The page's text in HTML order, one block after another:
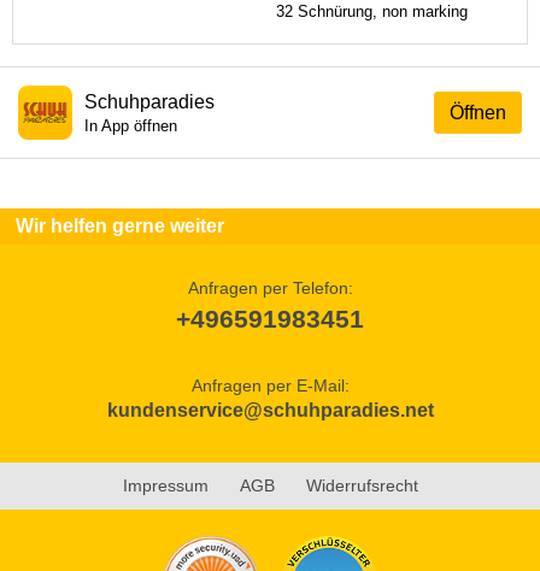
32 Schnürung, non marking
Öffnen
Schuhparadies
In App öffnen
Wir helfen gerne weiter
Anfragen per Telefon:
+496591983451
Anfragen per E-Mail:
kundenservice@schuhparadies.net
Impressum AGB Widerrufsrecht